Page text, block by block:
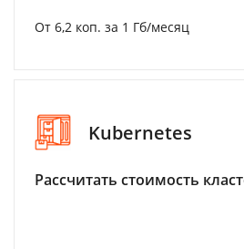
От 6,2 коп. за 1 Гб/месяц
Kubernetes
Рассчитать стоимость